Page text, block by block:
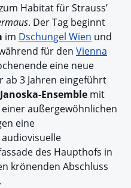
Habitat für Strauss’
. Der Tag beginnt
im Dschungel Wien und
für den Vienna
eine neue
ab 3 Jahren eingeführt
Janoska-Ensemble mit
einer außergewöhnlichen
eine
des Haupthofs in
krönenden Abschluss